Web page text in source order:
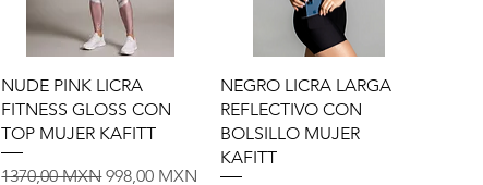
Vista rápida
NUDE PINK LICRA
FITNESS GLOSS CON
TOP MUJER KAFITT
Precio
1370,00 MXNPrecio de oferta
998,00 MXN
Vista rápida
NEGRO LICRA LARGA
REFLECTIVO CON
BOLSILLO MUJER
KAFITT